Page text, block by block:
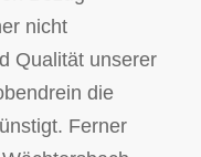
nicht
Qualität unserer
die
Ferner